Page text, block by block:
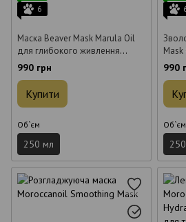
6
Маска Beaver Mask Marula Oil
для глибокого живлення
пошкодженого волосся 250 мл
990 грн
Купити
Об`єм
250 мл
Mask
990
Об`єм